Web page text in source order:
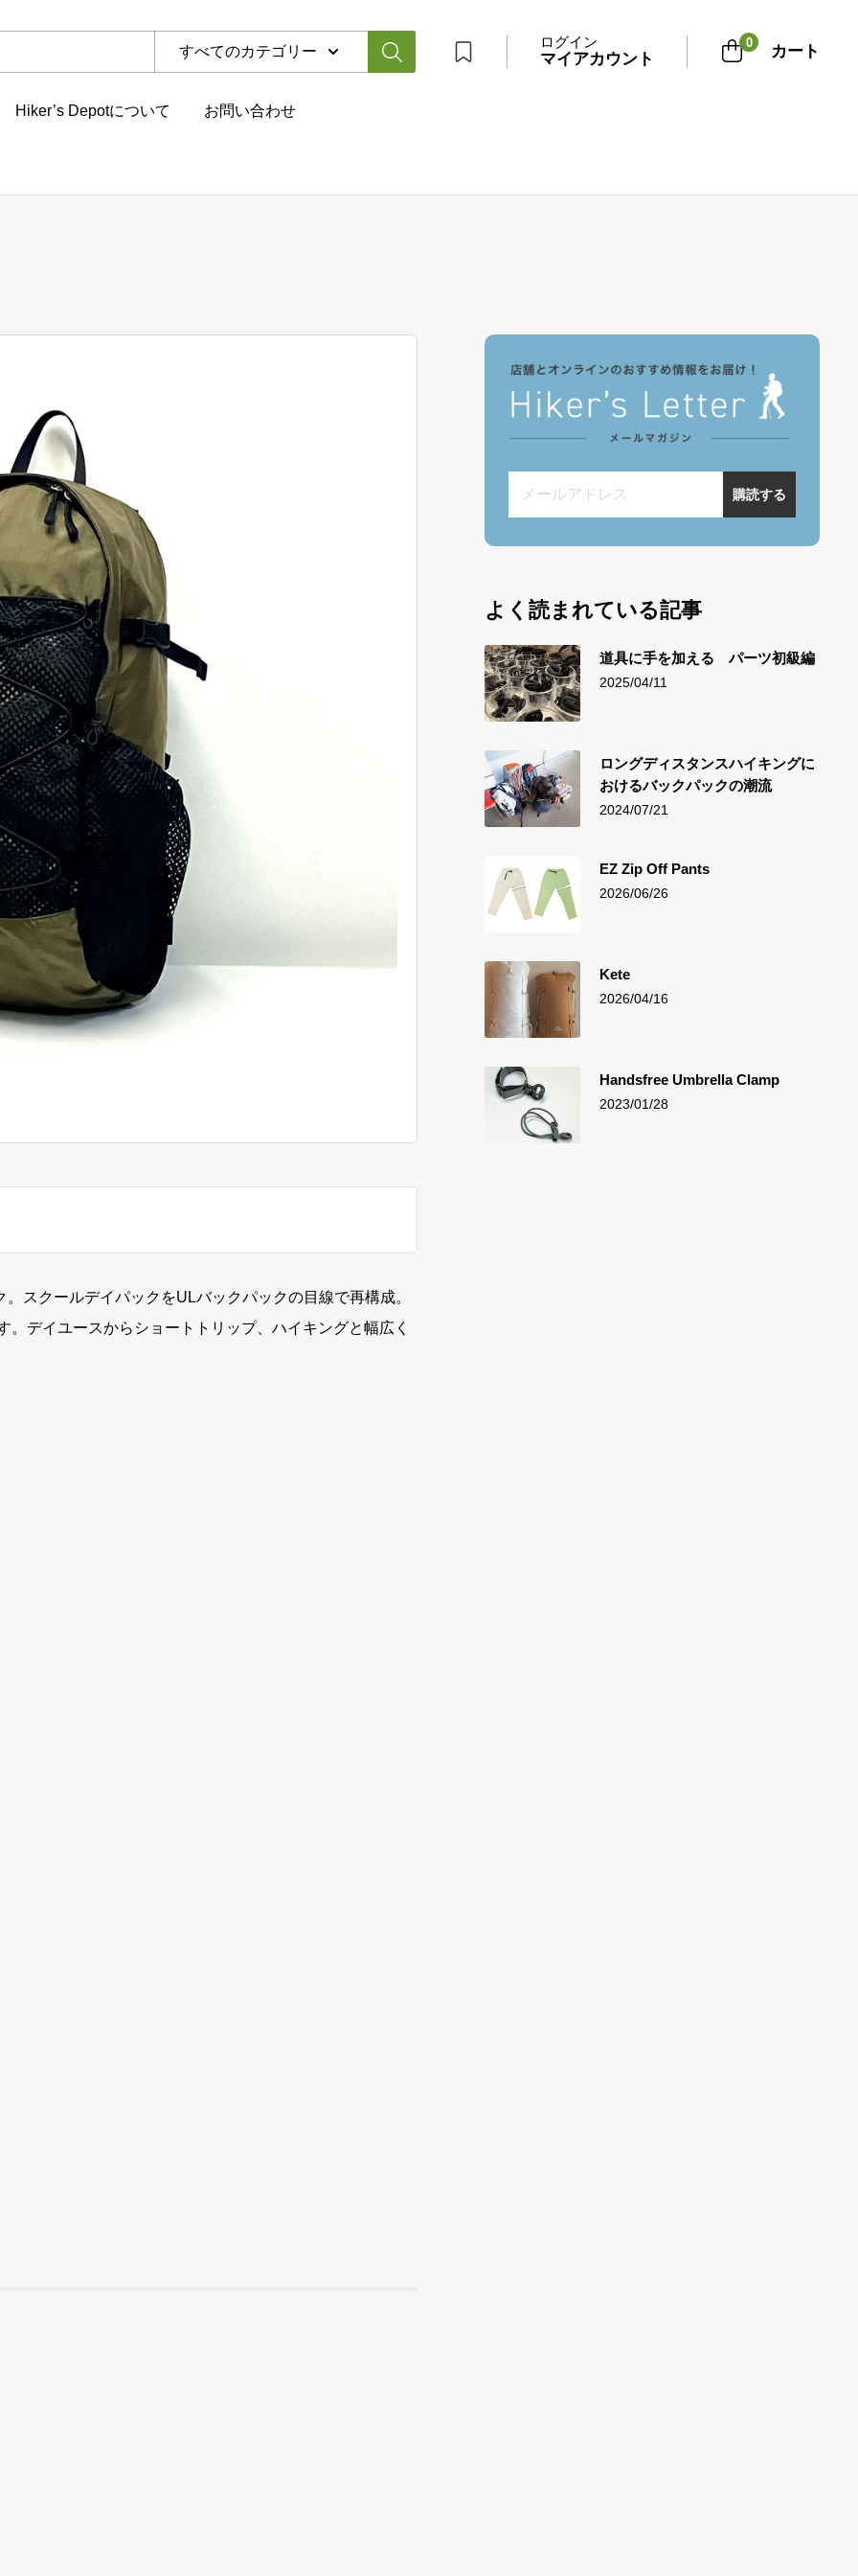
すべてのカテゴリー
ログイン
マイアカウント
0 カート
Hiker’s Depotについて お問い合わせ
スクールデイパックをULバックパックの目線で再構成。
デイユースからショートトリップ、ハイキングと幅広く
メールアドレス 購読する
よく読まれている記事
道具に手を加える パーツ初級編
2025/04/11
ロングディスタンスハイキングに
おけるバックパックの潮流
2024/07/21
EZ Zip Off Pants
2026/06/26
Kete
2026/04/16
Handsfree Umbrella Clamp
2023/01/28